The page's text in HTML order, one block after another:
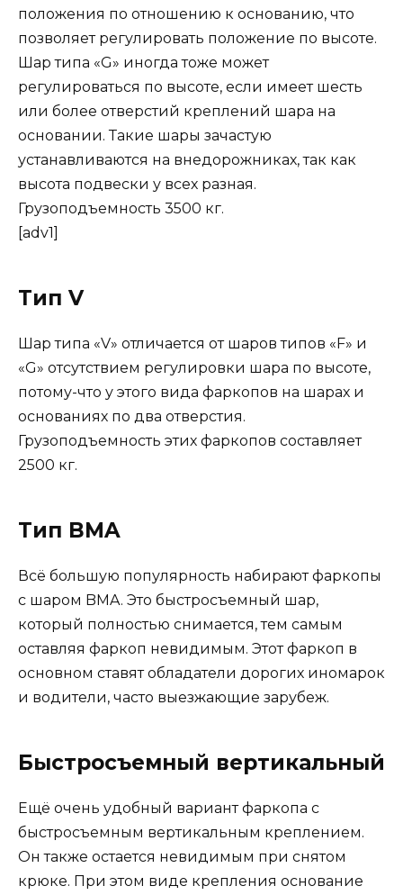
положения по отношению к основанию, что
позволяет регулировать положение по высоте.
Шар типа «G» иногда тоже может
регулироваться по высоте, если имеет шесть
или более отверстий креплений шара на
основании. Такие шары зачастую
устанавливаются на внедорожниках, так как
высота подвески у всех разная.
Грузоподъемность 3500 кг.
[adv1]
Тип V
Шар типа «V» отличается от шаров типов «F» и
«G» отсутствием регулировки шара по высоте,
потому-что у этого вида фаркопов на шарах и
основаниях по два отверстия.
Грузоподъемность этих фаркопов составляет
2500 кг.
Тип BMA
Всё большую популярность набирают фаркопы
с шаром BMA. Это быстросъемный шар,
который полностью снимается, тем самым
оставляя фаркоп невидимым. Этот фаркоп в
основном ставят обладатели дорогих иномарок
и водители, часто выезжающие зарубеж.
Быстросъемный вертикальный
Ещё очень удобный вариант фаркопа с
быстросъемным вертикальным креплением.
Он также остается невидимым при снятом
крюке. При этом виде крепления основание